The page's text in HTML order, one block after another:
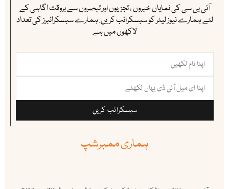
آئی بی سی کی نمایاں خبروں ، تجزیوں اور تبصروں سے بروقت اگاہی کے
لئے ہمارے نیوز لیٹر کو سبسکرائب کریں. ہمارے سبسکرائبرز کی تعداد
لاکھوں میں ہے
سبسکرائب کریں
ہماری ممبرشپ